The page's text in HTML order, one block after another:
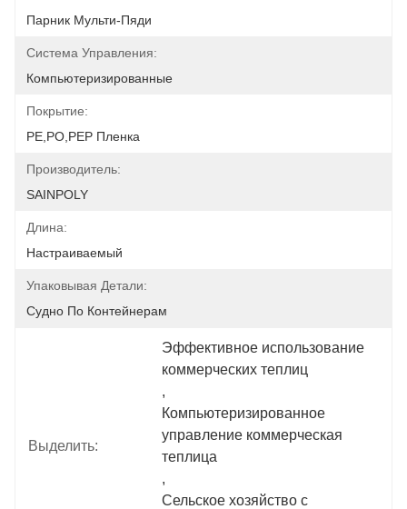
Парник Мульти-Пяди
Система Управления:
Компьютеризированные
Покрытие:
PE,PO,PEP Пленка
Производитель:
SAINPOLY
Длина:
Настраиваемый
Упаковывая Детали:
Судно По Контейнерам
Выделить:
Эффективное использование
коммерческих теплиц
,
Компьютеризированное
управление коммерческая
теплица
,
Сельское хозяйство с